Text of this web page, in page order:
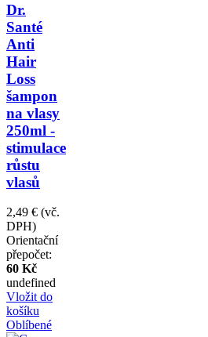
Dr.
Santé
Anti
Hair
Loss
šampon
na vlasy
250ml -
stimulace
růstu
vlasů
2,49 € (vč.
DPH)
Orientační
přepočet:
60 Kč
undefined
Vložit do
košíku
Oblíbené